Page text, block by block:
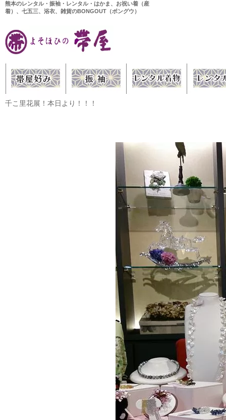
熊本のレンタル・振袖・レンタル・はかま、お祝い着（産
着）、七五三、浴衣、雑貨のBONGOUT（ボングウ）
千こ里花展！本日より！！！